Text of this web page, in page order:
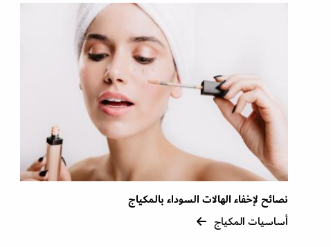
نصائح لإخفاء الهالات السوداء بالمكياج
أساسيات المكياج